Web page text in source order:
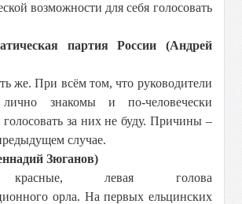
возможности для себя голосовать
партия России (Андрей
же. При всём том, что руководители
знакомы и по-человечески
за них не буду. Причины –
случае.
Зюганов)
красные, левая голова
орла. На первых ельцинских